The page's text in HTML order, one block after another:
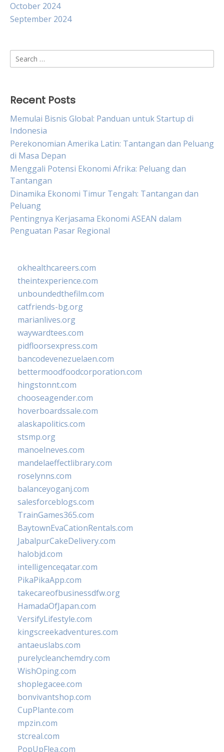
October 2024
September 2024
Search
for:
Recent Posts
Memulai Bisnis Global: Panduan untuk Startup di
Indonesia
Perekonomian Amerika Latin: Tantangan dan Peluang
di Masa Depan
Menggali Potensi Ekonomi Afrika: Peluang dan
Tantangan
Dinamika Ekonomi Timur Tengah: Tantangan dan
Peluang
Pentingnya Kerjasama Ekonomi ASEAN dalam
Penguatan Pasar Regional
okhealthcareers.com
theintexperience.com
unboundedthefilm.com
catfriends-bg.org
marianlives.org
waywardtees.com
pidfloorsexpress.com
bancodevenezuelaen.com
bettermoodfoodcorporation.com
hingstonnt.com
chooseagender.com
hoverboardssale.com
alaskapolitics.com
stsmp.org
manoelneves.com
mandelaeffectlibrary.com
roselynns.com
balanceyoganj.com
salesforceblogs.com
TrainGames365.com
BaytownEvaCationRentals.com
JabalpurCakeDelivery.com
halobjd.com
intelligenceqatar.com
PikaPikaApp.com
takecareofbusinessdfw.org
HamadaOfJapan.com
VersifyLifestyle.com
kingscreekadventures.com
antaeuslabs.com
purelycleanchemdry.com
WishOping.com
shoplegacee.com
bonvivantshop.com
CupPlante.com
mpzin.com
stcreal.com
PopUpFlea.com